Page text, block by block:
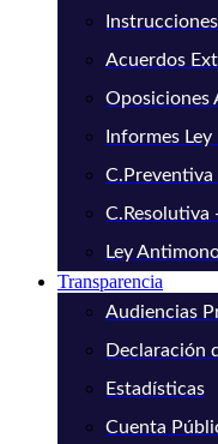
Acuerdos
Oposiciones
Informes
C.Resolutiva
Ley
Transparencia
Audiencias
Declaración
Estadísticas
Cuenta